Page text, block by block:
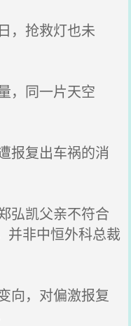
，抢救灯也未
，同一片天空
报复出车祸的消
弘凯父亲不符合
并非中恒外科总裁
向，对偏激报复